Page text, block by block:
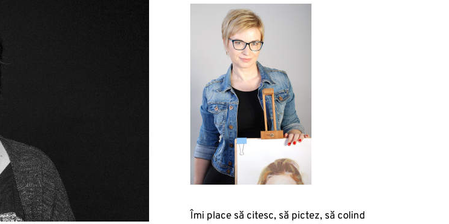
Îmi place să citesc, să pictez, să colind